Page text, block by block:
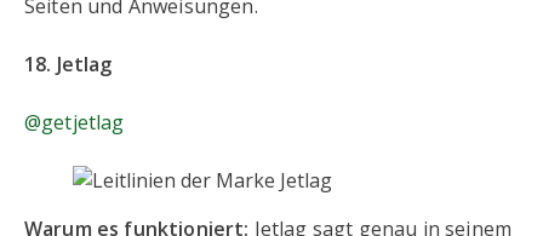
Seiten und Anweisungen.
18. Jetlag
@getjetlag
Warum es funktioniert: Jetlag sagt genau in seinem